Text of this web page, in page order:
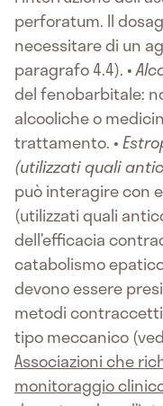
perforatum. Il
necessitare di un
paragrafo 4.4). •
del fenobarbitale:
alcooliche o
trattamento. •
(utilizzati quali
può interagire con
(utilizzati quali
dell’efficacia
catabolismo
devono essere
metodi
tipo meccanico
Associazioni che
monitoraggio